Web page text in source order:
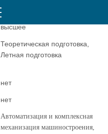
высшее
Теоретическая подготовка,
Летная подготовка
нет
нет
Автоматизация и комплексная
механизация машиностроения,